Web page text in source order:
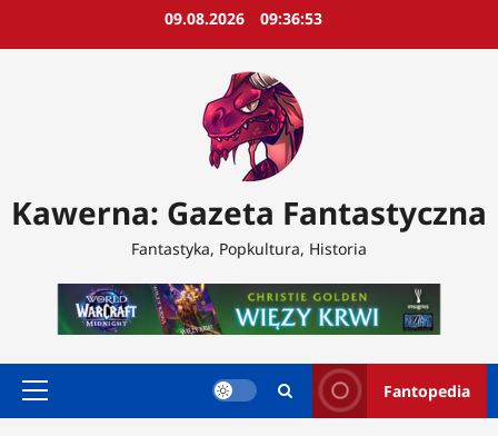
09.08.2026 09:36:54
Kawerna: Gazeta Fantastyczna
Fantastyka, Popkultura, Historia
Menu
Fantopedia